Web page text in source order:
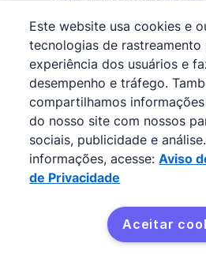
Você também pode usar
gestão do relacionamento
como oPipedrive. Com os
extensões e integrações do
sua equipe podem
ampla variedade de
Para começar, você pode
das partes demoradas dos
e notificar membros
Este website usa cookies e
tecnologias de rastreamento
experiência dos usuários e
desempenho e tráfego.
compartilhamos
do nosso site com nossos
sociais, publicidade e
informações, acesse: Aviso
de Privacidade
Aceitar